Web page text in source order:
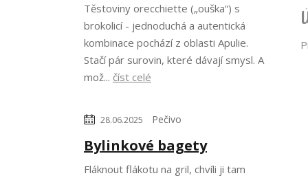
Těstoviny orecchiette („ouška“) s
brokolicí - jednoduchá a autentická
kombinace pochází z oblasti Apulie.
Stačí pár surovin, které dávají smysl. A
mož... číst celé
28.06.2025 Pečivo
Bylinkové bagety
Fláknout flákotu na gril, chvíli ji tam